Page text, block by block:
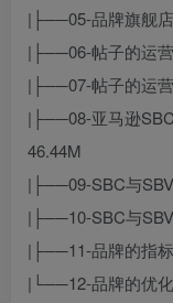
|├──05-品牌旗舰
|├──06-帖子的运
|├──07-帖子的运
|├──08-亚马逊
46.44M
|├──09-SBC与
|├──10-SBC与
|├──11-品牌的指
|└──12-品牌的优